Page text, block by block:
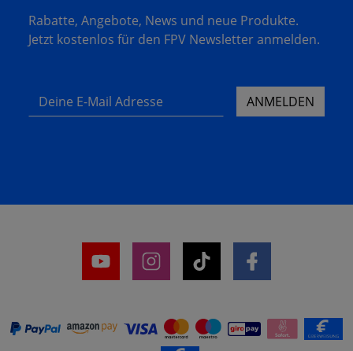
Rabatte, Angebote, News und neue Produkte.
Jetzt kostenlos für den FPV Newsletter anmelden.
Deine E-Mail Adresse ANMELDEN